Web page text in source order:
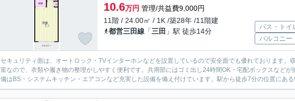
10.6万円 管理/共益費9,000円
11階 / 24.00㎡ / 1K /築28年 /11階建
都営三田線 「三田 」駅 徒歩14分
バス・トイ
バルコニー
セキュリティ面は、オートロック・TVインターホンなどを設置しているので安全面でも優れております。
富なので、衣類や履き物の整理がしやすく便利です。共用部にはゴミ出し24時間OK・宅配ボックスなど
備はBS・システムキッチン・エアコンなど充実した設備を備え付けています。駅から徒歩7分の位置にあ